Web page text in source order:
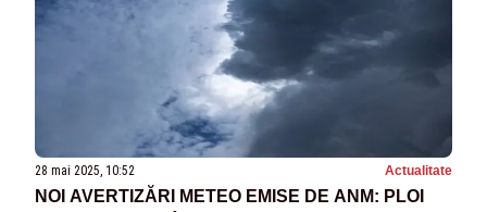
28 mai 2025, 10:52 Actualitate
NOI AVERTIZĂRI METEO EMISE DE ANM: PLOI